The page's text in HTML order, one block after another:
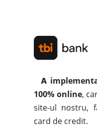
A
100% online,
site-ul nostru,
card de credit.